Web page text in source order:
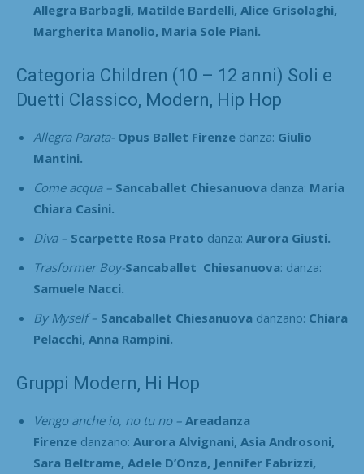
Allegra Barbagli, Matilde Bardelli, Alice Grisolaghi,
Margherita Manolio, Maria Sole Piani.
Categoria Children (10 – 12 anni) Soli e
Duetti Classico, Modern, Hip Hop
Allegra Parata- Opus Ballet Firenze danza: Giulio
Mantini.
Come acqua – Sancaballet Chiesanuova danza: Maria
Chiara Casini.
Diva – Scarpette Rosa Prato danza: Aurora Giusti.
Trasformer Boy-Sancaballet Chiesanuova: danza:
Samuele Nacci.
By Myself – Sancaballet Chiesanuova danzano: Chiara
Pelacchi, Anna Rampini.
Gruppi Modern, Hi Hop
Vengo anche io, no tu no – Areadanza
Firenze danzano: Aurora Alvignani, Asia Androsoni,
Sara Beltrame, Adele D’Onza, Jennifer Fabrizzi,